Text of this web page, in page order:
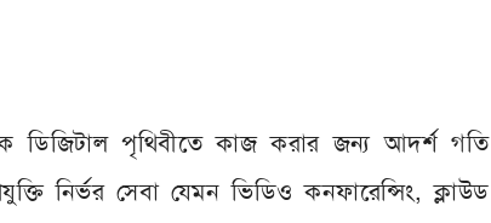
ডিজিটাল পৃথিবীতে কাজ করার জন্য আদর্শ গতি
নির্ভর সেবা যেমন ভিডিও কনফারেন্সিং, ক্লাউড